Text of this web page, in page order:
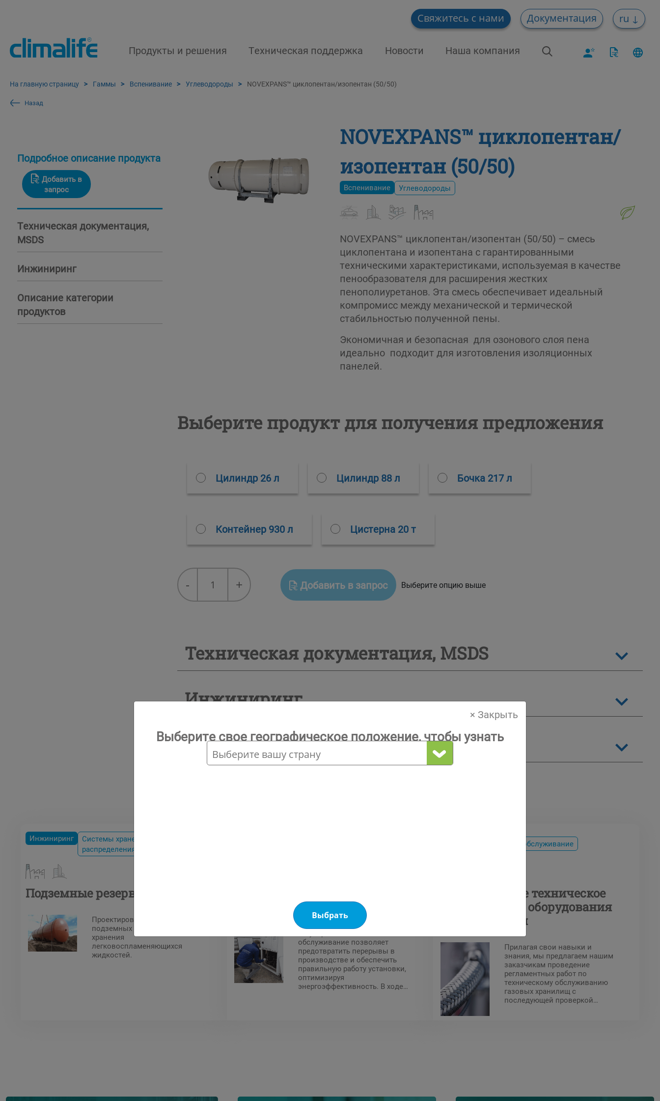
Свяжитесь с нами Документация ru
Продукты и решения Техническая поддержка Новости Наша компания
На главную страницу Гаммы Вспенивание Углеводороды NOVEXPANS™ циклопентан/изопентан (50/50)
× Закрыть
Выберите свое географическое положение, чтобы узнать
о наших локальных предложениях
Выбрать
Назад
Подробное описание продукта
Добавить в
запрос
Техническая документация,
MSDS
Инжиниринг
Описание категории
продуктов
NOVEXPANS™ циклопентан/
изопентан (50/50)
Вспенивание Углеводороды
NOVEXPANS™ циклопентан/изопентан (50/50) – смесь
циклопентана и изопентана с гарантированными
техническими характеристиками, используемая в качестве
пенообразователя для расширения жестких
пенополиуретанов. Эта смесь обеспечивает идеальный
компромисс между механической и термической
стабильностью полученной пены.
Экономичная и безопасная для озонового слоя пена
идеально подходит для изготовления изоляционных
панелей.
Выберите продукт для получения предложения
Цилиндр 26 л Цилиндр 88 л Бочка 217 л
Контейнер 930 л Цистерна 20 т
NOVEXPANS™
циклопентан/
изопентан
- + Добавить в запрос Выберите опцию выше
Техническая документация, MSDS
Инжиниринг
Описание категории продуктов
Инжиниринг
Системы хранения и
распределения
Подземные резервуары
Проектирование и установка
подземных резервуаров для
хранения
легковоспламеняющихся
жидкостей.
обслуживание
обслуживание позволяет
предотвратить перерывы в
производстве и обеспечить
правильную работу установки,
оптимизируя
энергоэффективность. В ходе
Техническое обслуживание
Периодическое техническое
обслуживание оборудования
под давлением
Прилагая свои навыки и
знания, мы предлагаем нашим
заказчикам проведение
регламентных работ по
техническому обслуживанию
газовых хранилищ с
последующей проверкой
испытание должны